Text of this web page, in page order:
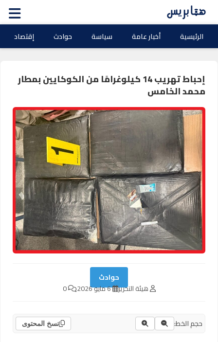
الرئيسية أخبار عامة سياسة حوادث إقتصاد
إحباط تهريب 14 كيلوغرامًا من الكوكايين بمطار
محمد الخامس
حوادث
هيئة التحرير 6 مايو 2026 0
حجم الخط: نسخ المحتوى